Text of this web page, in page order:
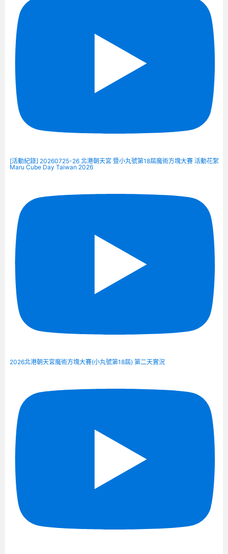
[活動紀錄] 20260725-26 北港朝天宮 暨小丸號第18屆魔術方塊大賽 活動花絮
Maru Cube Day Taiwan 2026
2026北港朝天宮魔術方塊大賽(小丸號第18屆) 第二天實況